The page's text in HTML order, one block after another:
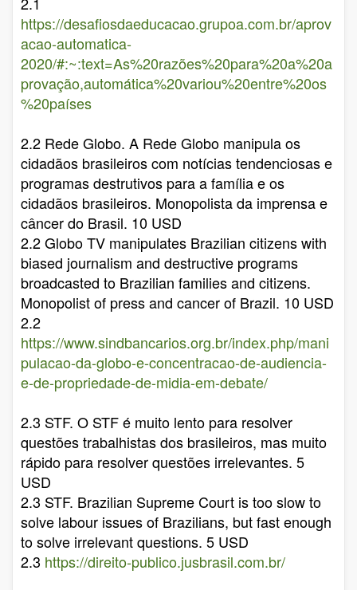
https://desafiosdaeducacao.grupoa.com.br/aprov
acao-automatica-
2020/#:~:text=As%20razões%20para%20a%20a
provação,automática%20variou%20entre%20os
%20países
2.2 Rede Globo. A Rede Globo manipula os
cidadãos brasileiros com notícias tendenciosas e
programas destrutivos para a família e os
cidadãos brasileiros. Monopolista da imprensa e
câncer do Brasil. 10 USD
2.2 Globo TV manipulates Brazilian citizens with
biased journalism and destructive programs
broadcasted to Brazilian families and citizens.
Monopolist of press and cancer of Brazil. 10 USD
2.2
https://www.sindbancarios.org.br/index.php/mani
pulacao-da-globo-e-concentracao-de-audiencia-
e-de-propriedade-de-midia-em-debate/
2.3 STF. O STF é muito lento para resolver
questões trabalhistas dos brasileiros, mas muito
rápido para resolver questões irrelevantes. 5
USD
2.3 STF. Brazilian Supreme Court is too slow to
solve labour issues of Brazilians, but fast enough
to solve irrelevant questions. 5 USD
2.3 https://direito-publico.jusbrasil.com.br/